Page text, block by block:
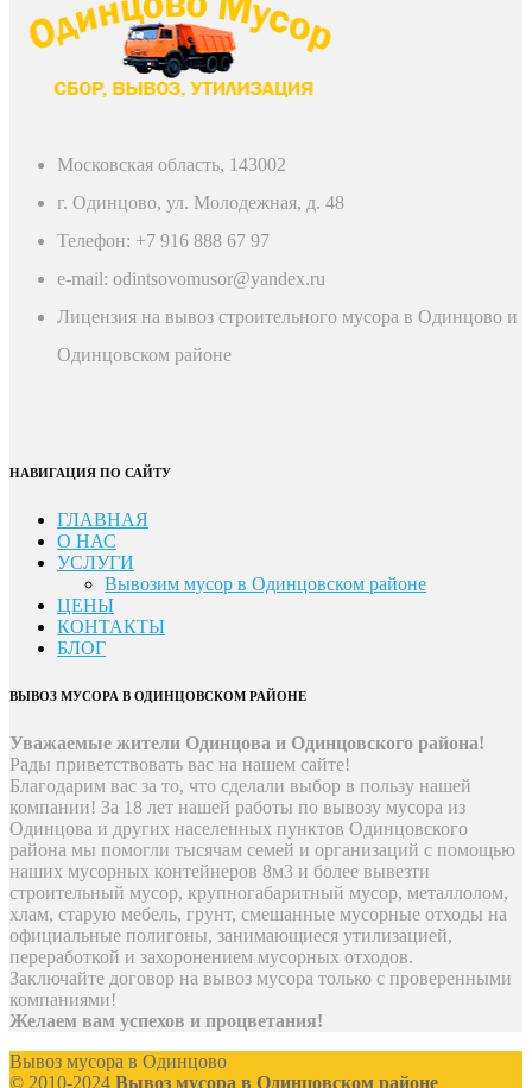
Московская область, 143002
г. Одинцово, ул. Молодежная, д. 48
Телефон: +7 916 888 67 97
e-mail: odintsovomusor@yandex.ru
Лицензия на вывоз строительного мусора в Одинцово и
Одинцовском районе
НАВИГАЦИЯ ПО САЙТУ
ГЛАВНАЯ
О НАС
УСЛУГИ
Вывозим мусор в Одинцовском районе
ЦЕНЫ
КОНТАКТЫ
БЛОГ
ВЫВОЗ МУСОРА В ОДИНЦОВСКОМ РАЙОНЕ
Уважаемые жители Одинцова и Одинцовского района!
Рады приветствовать вас на нашем сайте!
Благодарим вас за то, что сделали выбор в пользу нашей
компании! За 18 лет нашей работы по вывозу мусора из
Одинцова и других населенных пунктов Одинцовского
района мы помогли тысячам семей и организаций с помощью
наших мусорных контейнеров 8м3 и более вывезти
строительный мусор, крупногабаритный мусор, металлолом,
хлам, старую мебель, грунт, смешанные мусорные отходы на
официальные полигоны, занимающиеся утилизацией,
переработкой и захоронением мусорных отходов.
Заключайте договор на вывоз мусора только с проверенными
компаниями!
Желаем вам успехов и процветания!
Вывоз мусора в Одинцово
© 2010-2024 Вывоз мусора в Одинцовском районе